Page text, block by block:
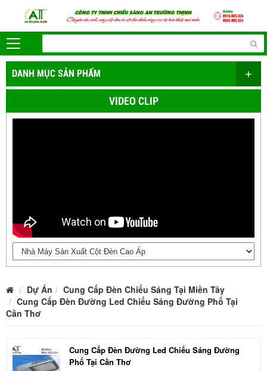
DANH MỤC SẢN PHẨM +
VIDEO CLIP
Dự Án
Cung Cấp Đèn Chiếu Sáng Tại Miền Tây
Cung Cấp Đèn Đường Led Chiếu Sáng Đường Phố Tại
Cần Thơ
Cung Cấp Đèn Đường Led Chiếu Sáng Đường
Phố Tại Cần Thơ